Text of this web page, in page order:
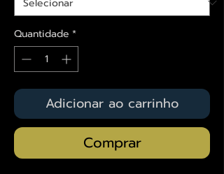
Quantidade *
Adicionar ao carrinho
Comprar